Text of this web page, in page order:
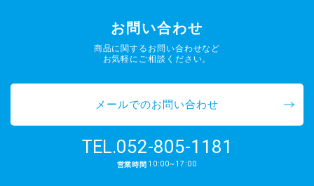
お問い合わせ
商品に関するお問い合わせなど
お気軽にご相談ください。
メールでのお問い合わせ
TEL.052-805-1181
営業時間 10:00~17:00